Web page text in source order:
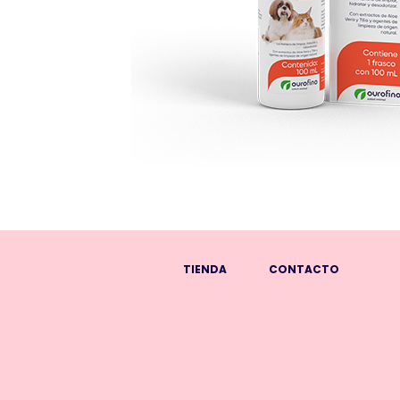
TIENDA CONTACTO